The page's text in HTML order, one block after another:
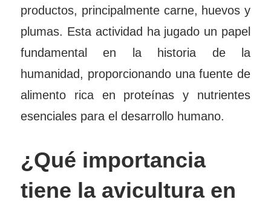
productos, principalmente carne, huevos y
plumas. Esta actividad ha jugado un papel
fundamental en la historia de la
humanidad, proporcionando una fuente de
alimento rica en proteínas y nutrientes
esenciales para el desarrollo humano.
¿Qué importancia
tiene la avicultura en